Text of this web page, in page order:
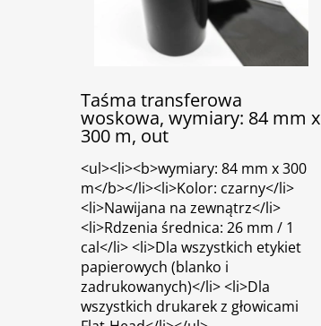
Taśma transferowa
woskowa, wymiary: 84 mm x
300 m, out
<ul><li><b>wymiary: 84 mm x 300
m</b></li><li>Kolor: czarny</li>
<li>Nawijana na zewnątrz</li>
<li>Rdzenia średnica: 26 mm / 1
cal</li> <li>Dla wszystkich etykiet
papierowych (blanko i
zadrukowanych)</li> <li>Dla
wszystkich drukarek z głowicami